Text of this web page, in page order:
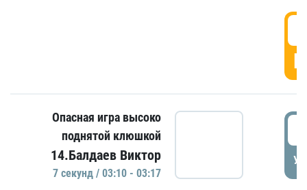
Опасная игра высоко
поднятой клюшкой
14.Балдаев Виктор
7 секунд / 03:10 - 03:17